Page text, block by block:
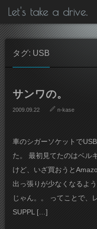
Let's take a drive.
タグ: USB
サンワの。
2009.09.22 n-kase
車のシガーソケットで
た。 最初見てたのはベル
けど、いざ買おうと
出っ張りが少なくなるよ
じゃん。。 ってことで、
SUPPL […]